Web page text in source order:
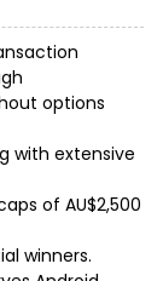
options
with extensive
of AU$2,500
winners.